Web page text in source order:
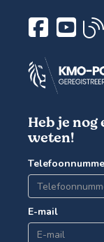
Heb je nog
weten!
E-mail